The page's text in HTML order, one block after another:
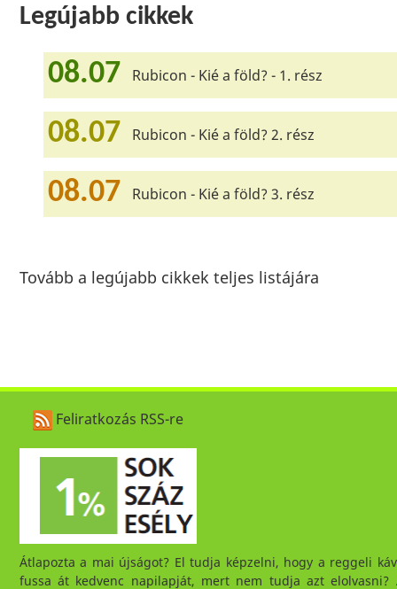
Legújabb cikkek
08.07 Rubicon - Kié a föld? - 1. rész
08.07 Rubicon - Kié a föld? 2. rész
08.07 Rubicon - Kié a föld? 3. rész
Tovább a legújabb cikkek teljes listájára
Feliratkozás RSS-re
Átlapozta a mai újságot? El tudja képzelni, hogy a reggeli
fussa át kedvenc napilapját, mert nem tudja azt elolvasni?